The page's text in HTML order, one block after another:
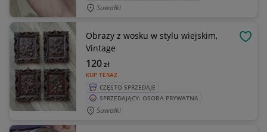
Suwałki
Obrazy z wosku w stylu wiejskim,
Vintage
KUP TERAZ
120zł
CZĘSTO SPRZEDAJE
SPRZEDAJĄCY: OSOBA PRYWATNA
Suwałki